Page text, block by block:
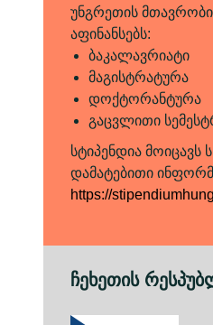
უნგრეთის
აფინანსებს:
ბაკალავრიატი
მაგისტრატურა
დოქტორანტურა
გაცვლითი
სტიპენდია
დამატებითი
https://
ჩეხეთის